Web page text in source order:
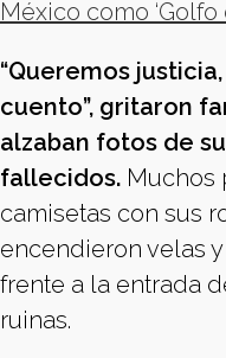
México como ‘Golfo
“Queremos
cuento”, gritaron
alzaban fotos de
fallecidos. Muchos
camisetas con sus
encendieron velas
frente a la entrada
ruinas.